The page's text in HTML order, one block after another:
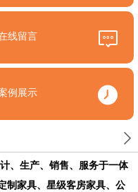
线留言
例展示
、生产、销售、服务于一体
制家具、星级客房家具、公